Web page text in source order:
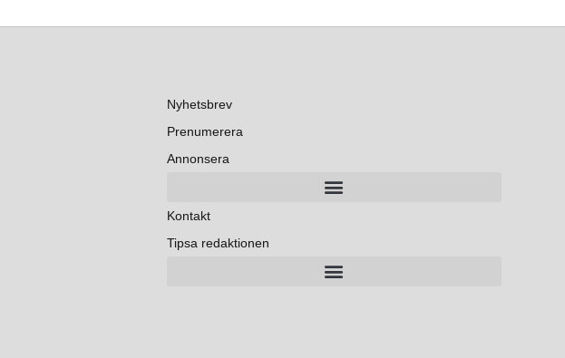
Nyhetsbrev
Prenumerera
Annonsera
Kontakt
Tipsa redaktionen